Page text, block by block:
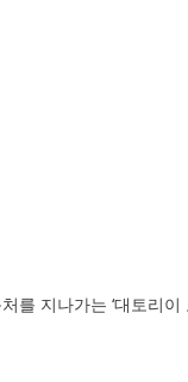
지나가는 ‘대토리이